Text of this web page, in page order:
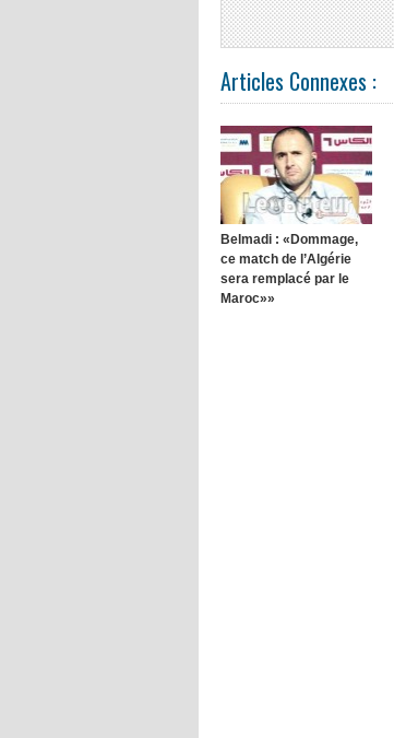
Articles Connexes :
Belmadi : «Dommage,
ce match de l’Algérie
sera remplacé par le
Maroc»»